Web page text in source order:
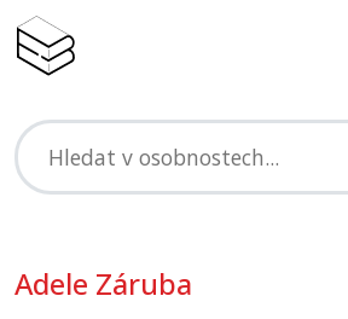
Adele Záruba